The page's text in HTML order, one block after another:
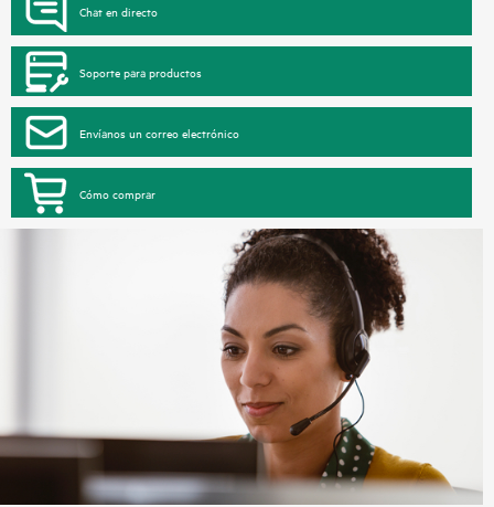
Chat en directo
Soporte para productos
Envíanos un correo electrónico
Cómo comprar